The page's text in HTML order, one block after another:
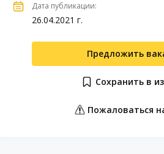
Дата публикации:
26.04.2021 г.
Предложить
Сохранить в
Пожаловаться